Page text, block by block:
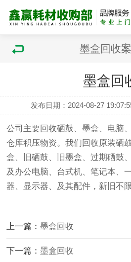
墨盒回收
墨盒回
发布日期：2024-08-27
公司主要回收硒鼓、墨盒、电脑
仓库积压物资。我们回收原装硒
盒、旧硒鼓、旧墨盒、过期硒鼓
及办公电脑、台式机、笔记本、
器、显示器、及其配件，新旧不限
上一篇：墨盒回收
下一篇：墨盒回收